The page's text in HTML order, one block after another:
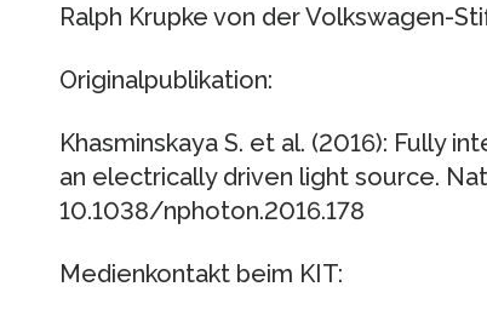
Ralph Krupke von der Volkswagen-
Originalpublikation:
Khasminskaya S. et al. (2016): Fully
an electrically driven light source.
10.1038/nphoton.2016.178
Medienkontakt beim KIT: